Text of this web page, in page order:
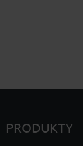
PRODUKTY